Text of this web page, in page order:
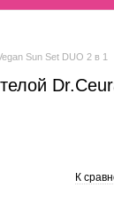
Sun Set DUO 2 в 1
К